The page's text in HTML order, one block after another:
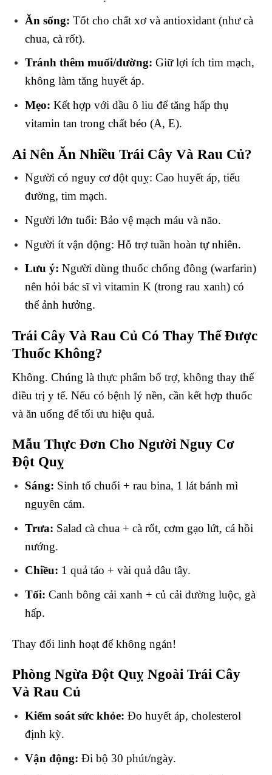
Ăn sống: Tốt cho chất xơ và antioxidant (như cà
chua, cà rốt).
Tránh thêm muối/đường: Giữ lợi ích tim mạch,
không làm tăng huyết áp.
Mẹo: Kết hợp với dầu ô liu để tăng hấp thụ
vitamin tan trong chất béo (A, E).
Ai Nên Ăn Nhiều Trái Cây Và Rau Củ?
Người có nguy cơ đột quỵ: Cao huyết áp, tiểu
đường, tim mạch.
Người lớn tuổi: Bảo vệ mạch máu và não.
Người ít vận động: Hỗ trợ tuần hoàn tự nhiên.
Lưu ý: Người dùng thuốc chống đông (warfarin)
nên hỏi bác sĩ vì vitamin K (trong rau xanh) có
thể ảnh hưởng.
Trái Cây Và Rau Củ Có Thay Thế Được
Thuốc Không?
Không. Chúng là thực phẩm bổ trợ, không thay thế
điều trị y tế. Nếu có bệnh lý nền, cần kết hợp thuốc
và ăn uống để tối ưu hiệu quả.
Mẫu Thực Đơn Cho Người Nguy Cơ
Đột Quỵ
Sáng: Sinh tố chuối + rau bina, 1 lát bánh mì
nguyên cám.
Trưa: Salad cà chua + cà rốt, cơm gạo lứt, cá hồi
nướng.
Chiều: 1 quả táo + vài quả dâu tây.
Tối: Canh bông cải xanh + củ cải đường luộc, gà
hấp.
Thay đổi linh hoạt để không ngán!
Phòng Ngừa Đột Quỵ Ngoài Trái Cây
Và Rau Củ
Kiểm soát sức khỏe: Đo huyết áp, cholesterol
định kỳ.
Vận động: Đi bộ 30 phút/ngày.